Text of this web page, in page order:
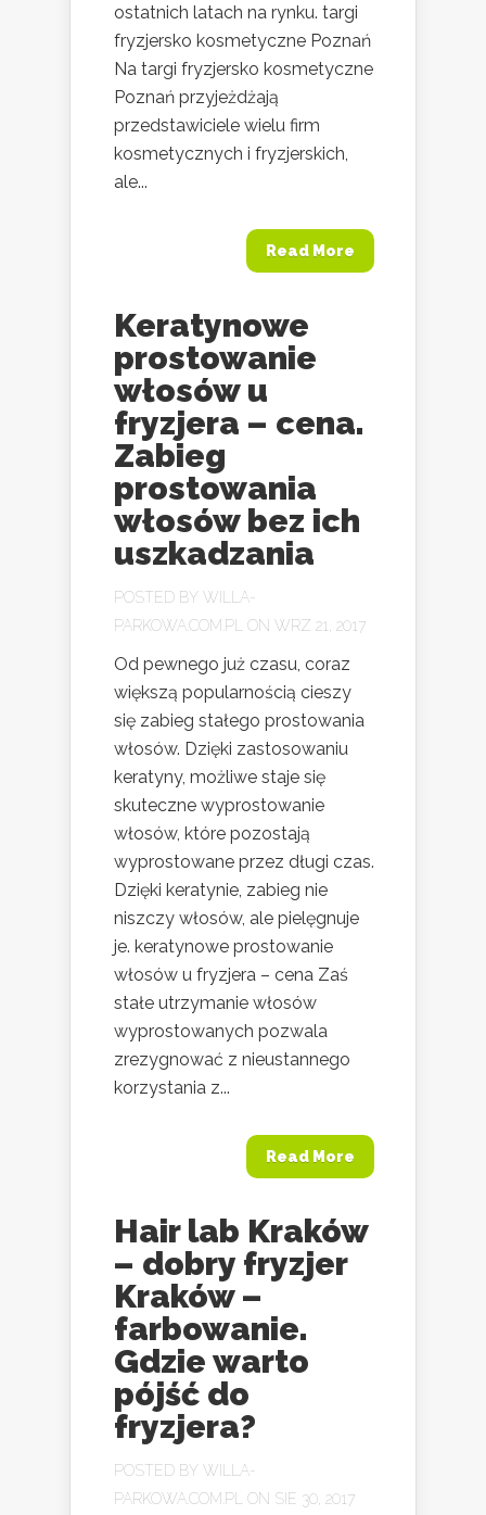
ostatnich latach na rynku. targi
fryzjersko kosmetyczne Poznań
Na targi fryzjersko kosmetyczne
Poznań przyjeżdżają
przedstawiciele wielu firm
kosmetycznych i fryzjerskich,
ale...
Read More
Keratynowe
prostowanie
włosów u
fryzjera – cena.
Zabieg
prostowania
włosów bez ich
uszkadzania
POSTED BY WILLA-
PARKOWA.COM.PL
ON WRZ 21, 2017
Od pewnego już czasu, coraz
większą popularnością cieszy
się zabieg stałego prostowania
włosów. Dzięki zastosowaniu
keratyny, możliwe staje się
skuteczne wyprostowanie
włosów, które pozostają
wyprostowane przez długi czas.
Dzięki keratynie, zabieg nie
niszczy włosów, ale pielęgnuje
je. keratynowe prostowanie
włosów u fryzjera – cena Zaś
stałe utrzymanie włosów
wyprostowanych pozwala
zrezygnować z nieustannego
korzystania z...
Read More
Hair lab Kraków
– dobry fryzjer
Kraków –
farbowanie.
Gdzie warto
pójść do
fryzjera?
POSTED BY WILLA-
PARKOWA.COM.PL
ON SIE 30, 2017